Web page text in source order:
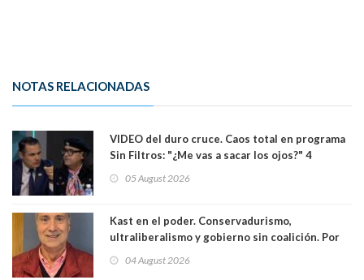
NOTAS RELACIONADAS
VIDEO del duro cruce. Caos total en programa
Sin Filtros: "¿Me vas a sacar los ojos?" 4
excarabinero que dejó ciego a Gustavo Gatica:
05 August 2026
Kast en el poder. Conservadurismo,
ultraliberalismo y gobierno sin coalición. Por
04 August 2026